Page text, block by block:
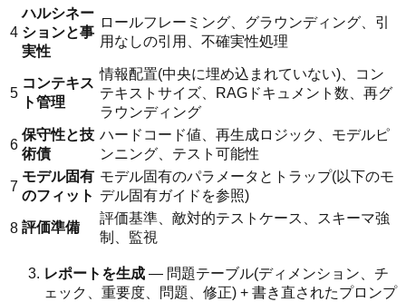
4
ハルシネー
ションと事
実性
ロールフレーミング、グラウンディング、引
用なしの引用、不確実性処理
5
コンテキス
ト管理
情報配置(中央に埋め込まれていない)、コン
テキストサイズ、RAGドキュメント数、再グ
ラウンディング
6
保守性と技
術債
ハードコード値、再生成ロジック、モデルピ
ンニング、テスト可能性
7
モデル固有
のフィット
モデル固有のパラメータとトラップ(以下のモ
デル固有ガイドを参照)
8 評価準備
評価基準、敵対的テストケース、スキーマ強
制、監視
レポートを生成 — 問題テーブル(ディメンション、チ
ェック、重要度、問題、修正) + 書き直されたプロンプ